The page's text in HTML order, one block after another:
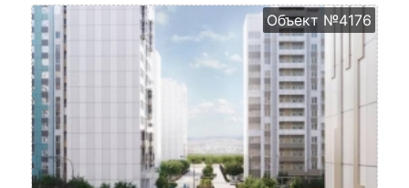
Объект №4176